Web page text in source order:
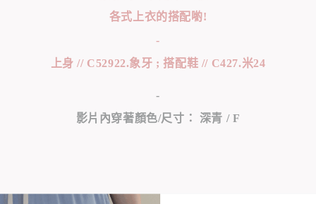
各式上衣的搭配喲!
-
上身 // C52922.象牙 ; 搭配鞋 // C427.米24
-
影片內穿著顏色/尺寸： 深青 / F